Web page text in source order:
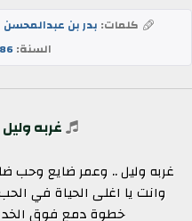
كلمات: بدر بن عبدالمحسن
السنة:
غربه وليل
غربه وليل .. وعمر ضايع وحب
وانت يا اغلى الحياة في
خطوة دمع فوق الخد